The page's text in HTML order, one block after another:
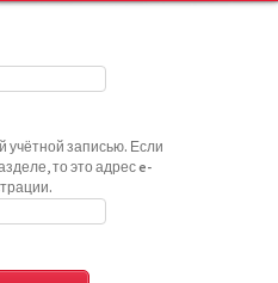
учётной записью. Если
то это адрес e-